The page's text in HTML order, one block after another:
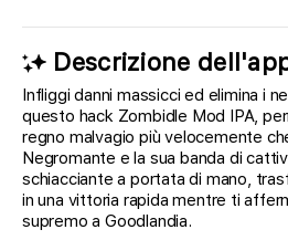
Descrizione
Infliggi danni massicci ed elimina i
questo hack Zombidle Mod IPA,
regno malvagio più velocemente
Negromante e la sua banda di
schiacciante a portata di mano,
in una vittoria rapida mentre ti
supremo a Goodlandia.